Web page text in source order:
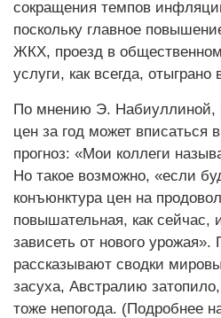
сокращения темпов
поскольку главное
ЖКХ, проезд в
услуги, как всегда, отыграно
По мнению Э. Набиуллиной,
цен за год может вписаться
прогноз: «Мои коллеги
Но такое возможно, «если
конъюнктура цен на
повышательная, как сейчас,
зависеть от нового
рассказывают сводки
засуха, Австралию
тоже непогода. (Подробнее